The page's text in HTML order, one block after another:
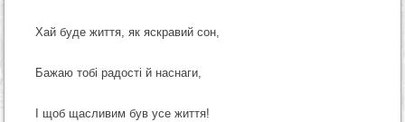
Хай буде життя, як яскравий сон,
Бажаю тобі радості й наснаги,
І щоб щасливим був усе життя!